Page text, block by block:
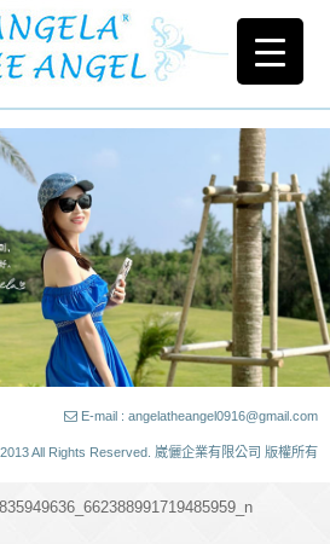
E-mail : angelatheangel0916@gmail.com
All Rights Reserved. 崴儷企業有限公司 版權所有